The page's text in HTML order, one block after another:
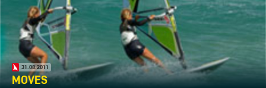
31.08.2011
MOVES